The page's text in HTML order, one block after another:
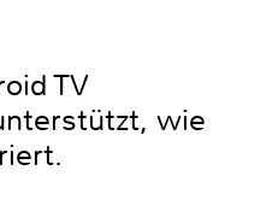
TV
wie